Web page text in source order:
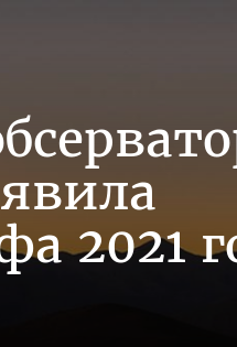
2021